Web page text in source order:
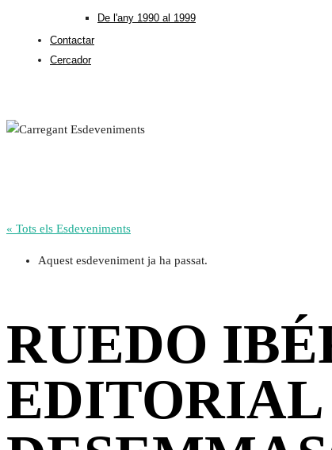
De l'any 1990 al 1999
Contactar
Cercador
« Tots els Esdeveniments
Aquest esdeveniment ja ha passat.
RUEDO
EDITORIAL